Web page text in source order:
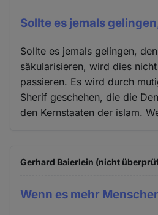
Sollte es jemals
Sollte es jemals gelingen,
säkularisieren, wird dies
passieren. Es wird durch
Sherif geschehen, die die
den Kernstaaten der islam.
Gerhard Baierlein (nicht
Wenn es mehr